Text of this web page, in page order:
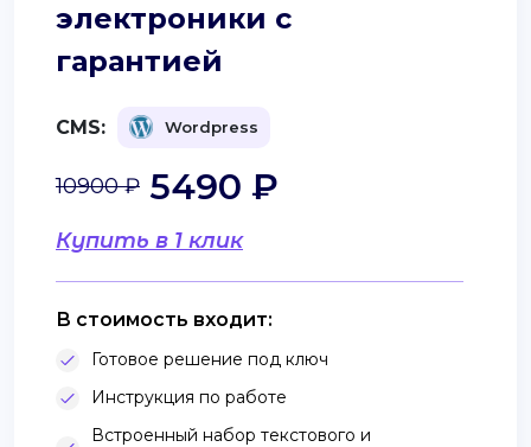
электроники с
гарантией
CMS: Wordpress
Купить в 1 клик
10900 ₽ 5490 ₽
В стоимость входит:
Готовое решение под ключ
Инструкция по работе
Встроенный набор текстового и